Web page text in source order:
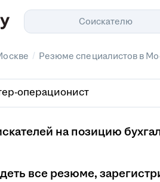
Соискателю
/ Резюме специалистов в
на позицию
все резюме,